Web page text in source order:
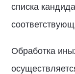
списка
Обработка